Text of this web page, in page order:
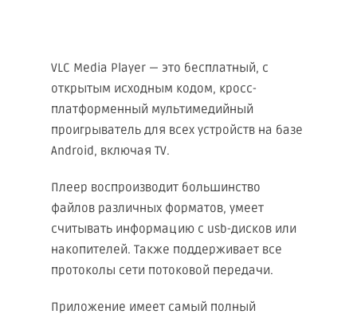
VLC Media Player — это бесплатный, с
открытым исходным кодом, кросс-
платформенный мультимедийный
проигрыватель для всех устройств на базе
Android, включая TV.
Плеер воспроизводит большинство
файлов различных форматов, умеет
считывать информацию с usb-дисков или
накопителей. Также поддерживает все
протоколы сети потоковой передачи.
Приложение имеет самый полный